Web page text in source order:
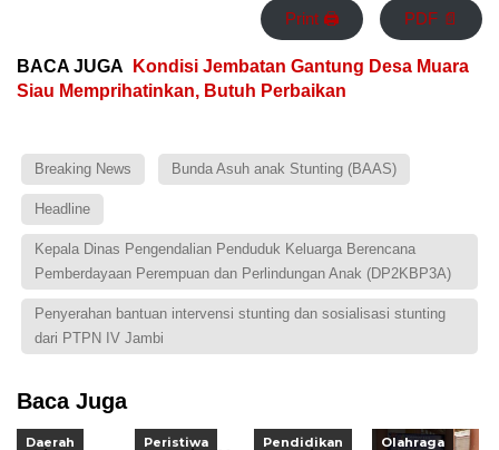
Print 🖨 PDF 📄
BACA JUGA
Kondisi Jembatan Gantung Desa Muara
Siau Memprihatinkan, Butuh Perbaikan
Breaking News Bunda Asuh anak Stunting (BAAS)
Headline
Kepala Dinas Pengendalian Penduduk Keluarga Berencana
Pemberdayaan Perempuan dan Perlindungan Anak (DP2KBP3A)
Penyerahan bantuan intervensi stunting dan sosialisasi stunting
dari PTPN IV Jambi
Baca Juga
Daerah Peristiwa Pendidikan Olahraga